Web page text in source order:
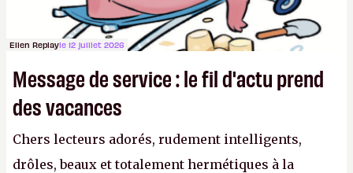
Ellen Replayle 12 juillet 2026
Message de service : le fil d'actu prend
des vacances
Chers lecteurs adorés, rudement intelligents,
drôles, beaux et totalement hermétiques à la